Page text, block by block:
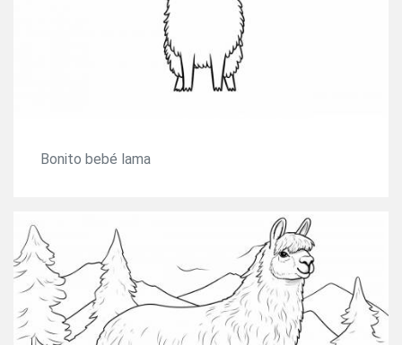
Bonito bebé lama